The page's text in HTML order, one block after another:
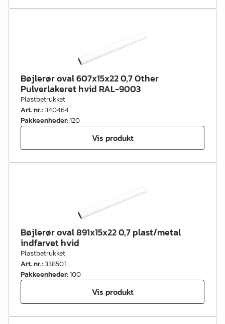
Bøjlerør oval 607x15x22 0,7 Other
Pulverlakeret hvid RAL-9003
Plastbetrukket
Art. nr.:340464
Pakkeenheder:120
Vis produkt
Bøjlerør oval 891x15x22 0,7 plast/metal
indfarvet hvid
Plastbetrukket
Art. nr.:338501
Pakkeenheder:100
Vis produkt